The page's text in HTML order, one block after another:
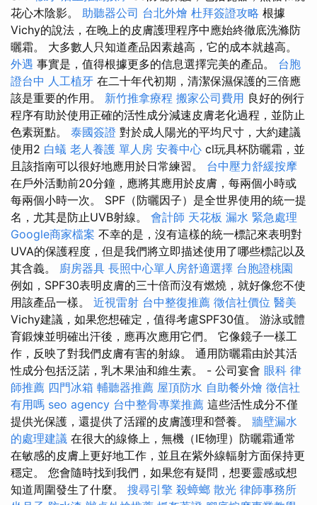
花心木陰影。 助聽器公司 台北外燴 杜拜簽證攻略 根據
Vichy的說法，在晚上的皮膚護理程序中應始終徹底洗滌防
曬霜。 大多數人只知道產品因素越高，它的成本就越高。
外遇 事實是，值得根據更多的信息選擇完美的產品。 台胞
證台中 人工植牙 在二十年代初期，清潔保濕保護的三倍應
該是重要的作用。 新竹推拿療程 搬家公司費用 良好的例行
程序有助於使用正確的活性成分減速皮膚老化過程，並防止
色素斑點。 泰國簽證 對於成人陽光的平均尺寸，大約建議
使用2 白蟻 老人養護 單人房 安養中心 cl玩具杯防曬霜，並
且該指南可以很好地應用於日常練習。 台中壓力舒緩按摩
在戶外活動前20分鐘，應將其應用於皮膚，每兩個小時或
每兩個小時一次。 SPF（防曬因子）是全世界使用的統一提
名，尤其是防止UVB射線。 會計師 天花板 漏水 緊急處理
Google商家檔案 不幸的是，沒有這樣的統一標記來表明對
UVA的保護程度，但是我們將立即描述使用了哪些標記以及
其含義。 廚房器具 長照中心單人房舒適選擇 台胞證桃園
例如，SPF30表明皮膚的三十倍而沒有燃燒，就好像您不使
用該產品一樣。 近視雷射 台中整復推薦 徵信社價位 醫美
Vichy建議，如果您想確定，值得考慮SPF30值。 游泳或體
育鍛煉並明確出汗後，應再次應用它們。 它像鏡子一樣工
作，反映了對我們皮膚有害的射線。 通用防曬霜由於其活
性成分包括泛諾，乳木果油和維生素。 - 公司宴會 眼科 律
師推薦 四門冰箱 輔聽器推薦 屋頂防水 自助餐外燴 徵信社
有用嗎 seo agency 台中整骨專業推薦 這些活性成分不僅
提供光保護，還提供了活躍的皮膚護理和營養。 牆壁漏水
的處理建議 在很大的線條上，無機（IE物理）防曬霜通常
在敏感的皮膚上更好地工作，並且在紫外線輻射方面保持更
穩定。 您會隨時找到我們，如果您有疑問，想要靈感或想
知道周圍發生了什麼。 搜尋引擎 殺蟑螂 散光 律師事務所